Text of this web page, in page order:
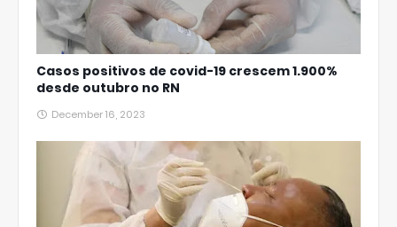
Casos positivos de covid-19 crescem 1.900%
desde outubro no RN
December 16, 2023